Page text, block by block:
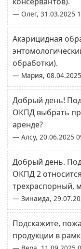
— Олег, 31.03.2025
Акарицидная
обработки).
— Мария,
Добрый день!
ОКПД выбрать
аренде?
— Алсу, 20.06.2025
Добрый день.
ОКПД 2
трехраспорный,
— Зинаида,
Подскажите,
продукции в